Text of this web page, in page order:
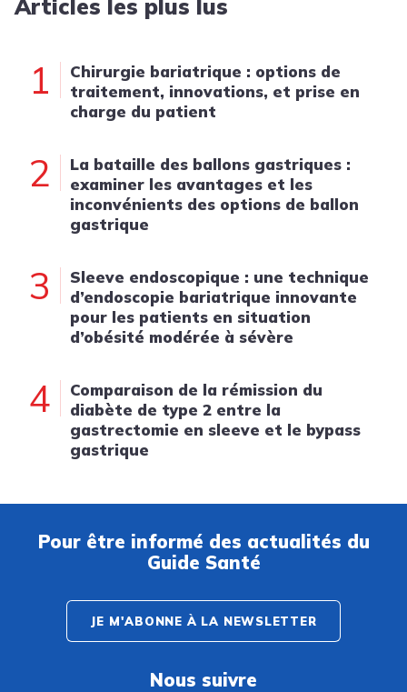
Articles les plus lus
1
Chirurgie bariatrique : options de
traitement, innovations, et prise en
charge du patient
2
La bataille des ballons gastriques :
examiner les avantages et les
inconvénients des options de ballon
gastrique
3
Sleeve endoscopique : une technique
d’endoscopie bariatrique innovante
pour les patients en situation
d’obésité modérée à sévère
4
Comparaison de la rémission du
diabète de type 2 entre la
gastrectomie en sleeve et le bypass
gastrique
Pour être informé des actualités du
Guide Santé
JE M'ABONNE À LA NEWSLETTER
Nous suivre